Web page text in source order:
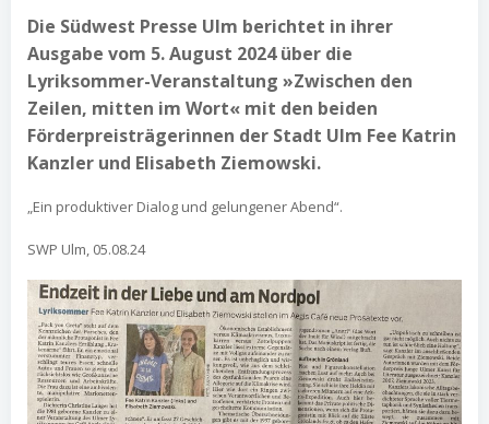
Die Südwest Presse Ulm berichtet in ihrer
Ausgabe vom 5. August 2024 über die
Lyriksommer-Veranstaltung »Zwischen den
Zeilen, mitten im Wort« mit den beiden
Förderpreisträgerinnen der Stadt Ulm Fee Katrin
Kanzler und Elisabeth Ziemowski.
„Ein produktiver Dialog und gelungener Abend“.
SWP Ulm, 05.08.24